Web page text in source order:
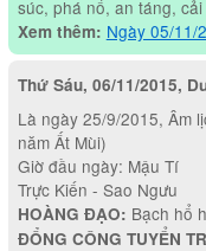
súc, phá nổ, an táng,
Xem thêm: Ngày 05/11/
Thứ Sáu, 06/11/2015,
Là ngày 25/9/2015, Âm
năm Ất Mùi)
Giờ đầu ngày: Mậu Tí
Trực Kiến - Sao Ngưu
HOÀNG ĐẠO: Bạch hổ
ĐỔNG CÔNG TUYỂN